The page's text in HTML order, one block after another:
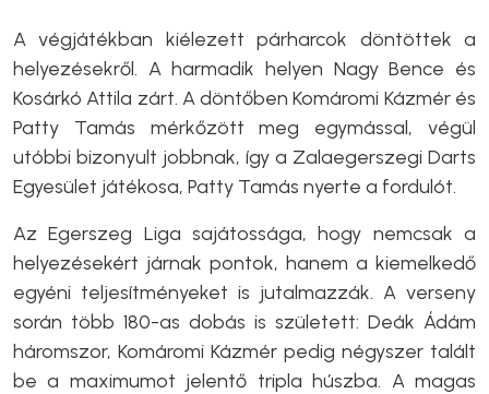
A végjátékban kiélezett párharcok döntöttek a
helyezésekről. A harmadik helyen Nagy Bence és
Kosárkó Attila zárt. A döntőben Komáromi Kázmér és
Patty Tamás mérkőzött meg egymással, végül
utóbbi bizonyult jobbnak, így a Zalaegerszegi Darts
Egyesület játékosa, Patty Tamás nyerte a fordulót.
Az Egerszeg Liga sajátossága, hogy nemcsak a
helyezésekért járnak pontok, hanem a kiemelkedő
egyéni teljesítményeket is jutalmazzák. A verseny
során több 180-as dobás is született: Deák Ádám
háromszor, Komáromi Kázmér pedig négyszer talált
be a maximumot jelentő tripla húszba. A magas